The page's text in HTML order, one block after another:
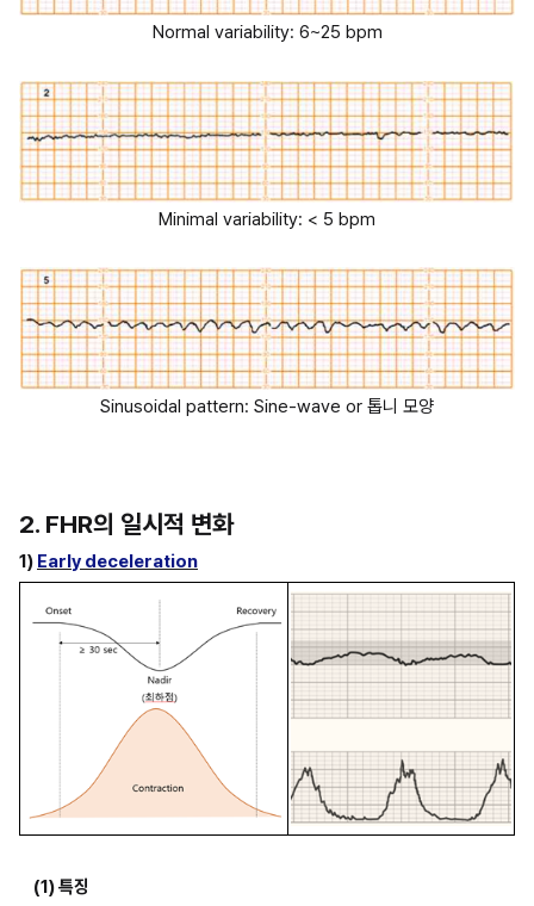
Normal variability: 6~25 bpm
Minimal variability: < 5 bpm
Sinusoidal pattern: Sine-wave or 톱니 모양
2. FHR의 일시적 변화
1) Early deceleration
(1) 특징